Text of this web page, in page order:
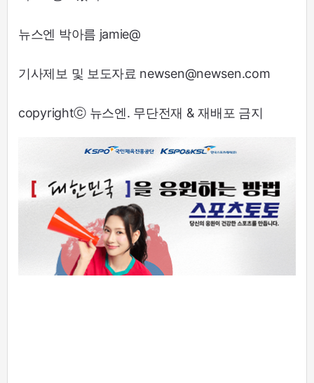
뉴스엔 박아름 jamie@
기사제보 및 보도자료 newsen@newsen.com
copyrightⓒ 뉴스엔. 무단전재 & 재배포 금지